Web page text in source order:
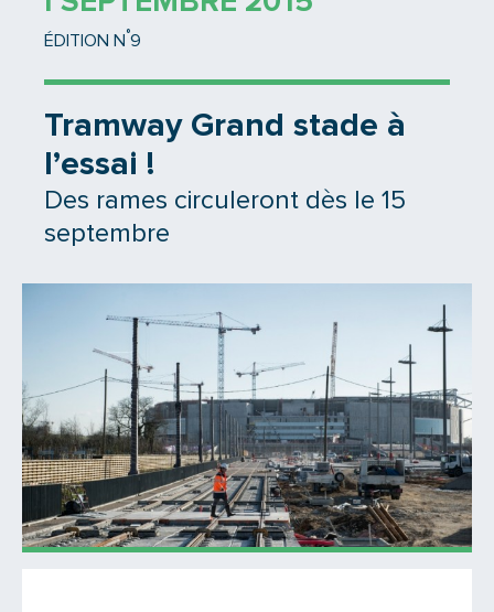
ÉDITION N °9
Tramway Grand stade à
l’essai !
Des rames circuleront dès le 15
septembre